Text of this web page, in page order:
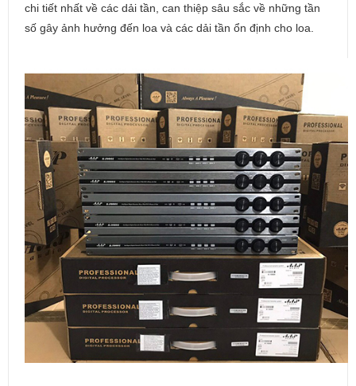
chi tiết nhất về các dải tần, can thiệp sâu sắc về những tần
số gây ảnh hưởng đến loa và các dải tần ổn định cho loa.